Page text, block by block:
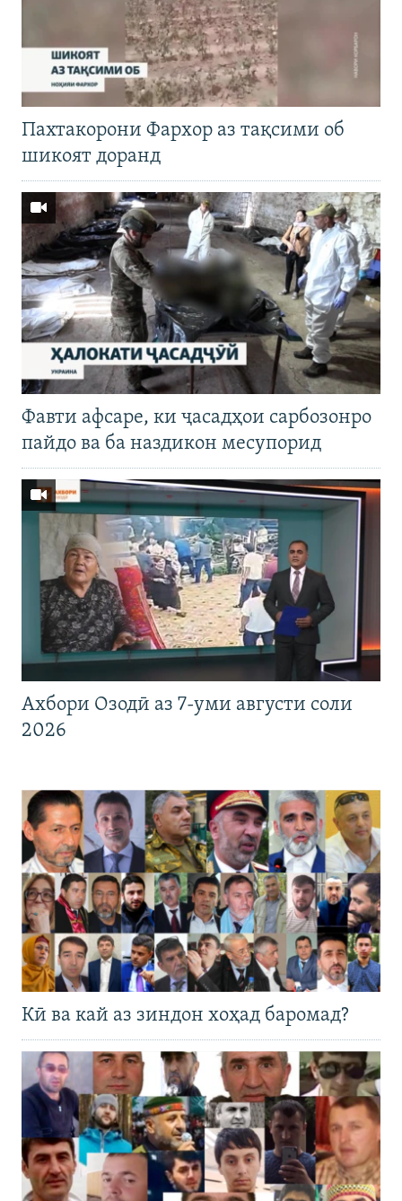
Пахтакорони Фархор аз тақсими об
шикоят доранд
Фавти афсаре, ки ҷасадҳои сарбозонро
пайдо ва ба наздикон месупорид
Ахбори Озодӣ аз 7-уми августи соли
2026
Кӣ ва кай аз зиндон хоҳад баромад?